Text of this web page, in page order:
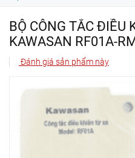
BỘ CÔNG TẮC ĐIỀU
KAWASAN RF01A-
Đánh giá sản phẩm này